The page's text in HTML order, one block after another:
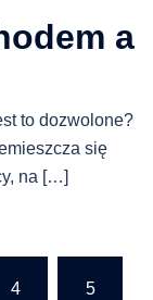
a
to dozwolone?
się
na […]
4 5